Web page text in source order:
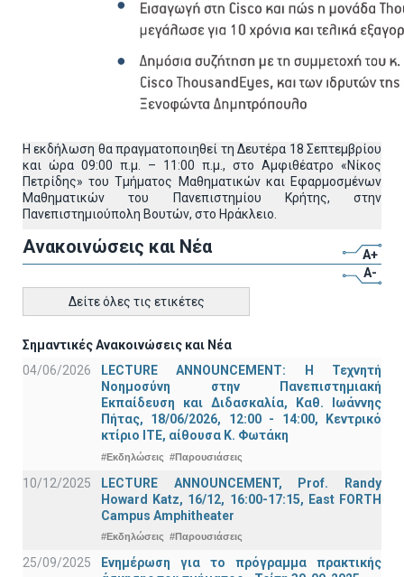
H εκδήλωση θα πραγματοποιηθεί τη Δευτέρα 18 Σεπτεμβρίου
και ώρα 09:00 π.μ. – 11:00 π.μ., στο Αμφιθέατρο «Νίκος
Πετρίδης» του Τμήματος Μαθηματικών και Εφαρμοσμένων
Μαθηματικών του Πανεπιστημίου Κρήτης, στην
Πανεπιστημιούπολη Βουτών, στο Ηράκλειο.
Ανακοινώσεις και Νέα
A+
A-
Δείτε όλες τις ετικέτες
Σημαντικές Ανακοινώσεις και Νέα
04/06/2026
LECTURE ANNOUNCEMENT: Η Τεχνητή
Νοημοσύνη στην Πανεπιστημιακή
Εκπαίδευση και Διδασκαλία, Καθ. Ιωάννης
Πήτας, 18/06/2026, 12:00 - 14:00, Κεντρικό
κτίριο ΙΤΕ, αίθουσα Κ. Φωτάκη
#Εκδηλώσεις #Παρουσιάσεις
10/12/2025
LECTURE ANNOUNCEMENT, Prof. Randy
Howard Katz, 16/12, 16:00-17:15, East FORTH
Campus Amphitheater
#Εκδηλώσεις #Παρουσιάσεις
25/09/2025
Ενημέρωση για το πρόγραμμα πρακτικής